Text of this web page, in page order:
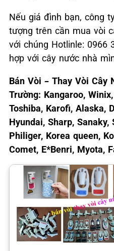
Nếu giá đình bạn, công
tượng trên cần mua vòi
với chúng Hotlinle: 0966
hợp với cây nước nhà
Bán Vòi – Thay Vòi Cây
Trường: Kangaroo,
Toshiba, Karofi, Alaska,
Hyundai, Sharp, Sanaky,
Philiger, Korea queen,
Comet, E*Benri, Myota,